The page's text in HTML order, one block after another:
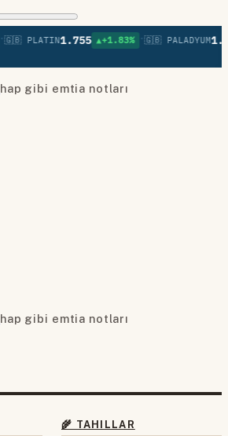
🇬🇧 PLATIN1.755 ▲+1.83% • 🇬🇧 PALADYUM
hap gibi emtia notları
hap gibi emtia notları
🌾 TAHILLAR